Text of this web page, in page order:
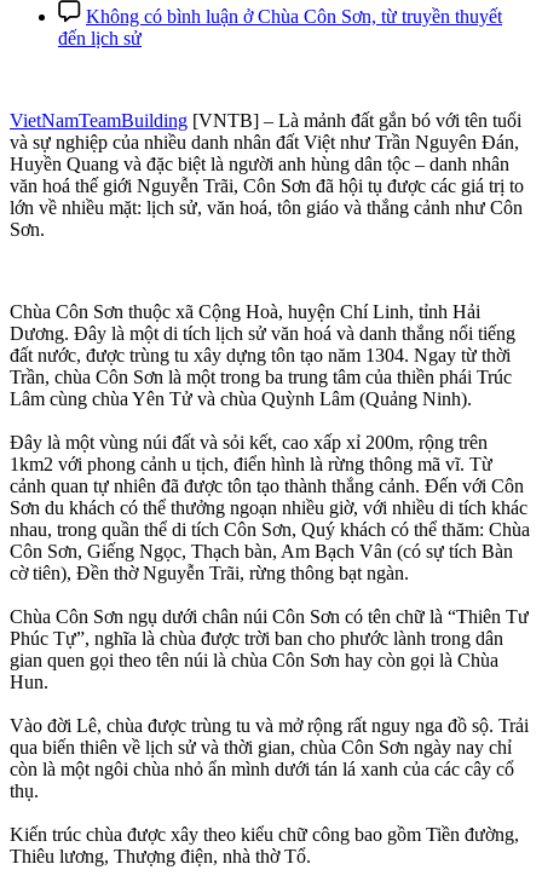
Không có bình luận ở Chùa Côn Sơn, từ truyền thuyết
đến lịch sử
VietNamTeamBuilding [VNTB] – Là mảnh đất gắn bó với tên tuổi
và sự nghiệp của nhiều danh nhân đất Việt như Trần Nguyên Đán,
Huyền Quang và đặc biệt là người anh hùng dân tộc – danh nhân
văn hoá thế giới Nguyễn Trãi, Côn Sơn đã hội tụ được các giá trị to
lớn về nhiều mặt: lịch sử, văn hoá, tôn giáo và thắng cảnh như Côn
Sơn.
Chùa Côn Sơn thuộc xã Cộng Hoà, huyện Chí Linh, tỉnh Hải
Dương. Đây là một di tích lịch sử văn hoá và danh thắng nổi tiếng
đất nước, được trùng tu xây dựng tôn tạo năm 1304. Ngay từ thời
Trần, chùa Côn Sơn là một trong ba trung tâm của thiền phái Trúc
Lâm cùng chùa Yên Tử và chùa Quỳnh Lâm (Quảng Ninh).
Đây là một vùng núi đất và sỏi kết, cao xấp xỉ 200m, rộng trên
1km2 với phong cảnh u tịch, điển hình là rừng thông mã vĩ. Từ
cảnh quan tự nhiên đã được tôn tạo thành thắng cảnh. Đến với Côn
Sơn du khách có thể thưởng ngoạn nhiều giờ, với nhiều di tích khác
nhau, trong quần thể di tích Côn Sơn, Quý khách có thể thăm: Chùa
Côn Sơn, Giếng Ngọc, Thạch bàn, Am Bạch Vân (có sự tích Bàn
cờ tiên), Đền thờ Nguyễn Trãi, rừng thông bạt ngàn.
Chùa Côn Sơn ngụ dưới chân núi Côn Sơn có tên chữ là “Thiên Tư
Phúc Tự”, nghĩa là chùa được trời ban cho phước lành trong dân
gian quen gọi theo tên núi là chùa Côn Sơn hay còn gọi là Chùa
Hun.
Vào đời Lê, chùa được trùng tu và mở rộng rất nguy nga đồ sộ. Trải
qua biến thiên về lịch sử và thời gian, chùa Côn Sơn ngày nay chỉ
còn là một ngôi chùa nhỏ ẩn mình dưới tán lá xanh của các cây cổ
thụ.
Kiến trúc chùa được xây theo kiểu chữ công bao gồm Tiền đường,
Thiêu lương, Thượng điện, nhà thờ Tổ.